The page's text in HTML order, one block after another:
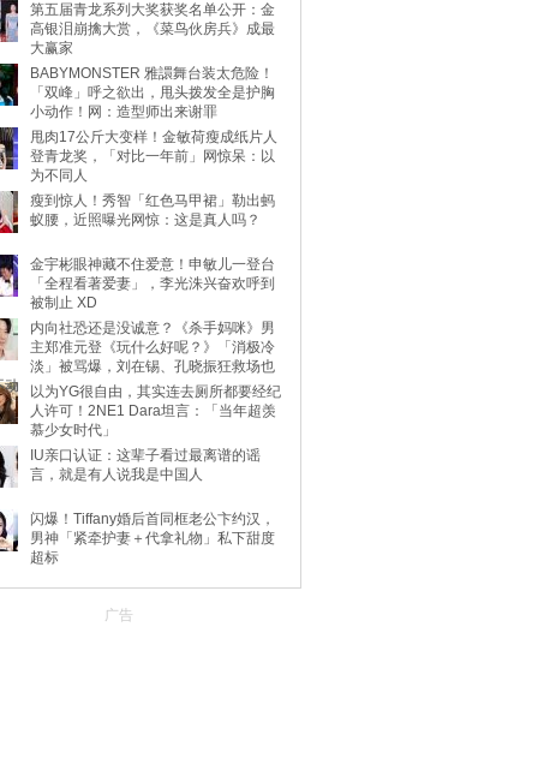
第五届青龙系列大奖获奖名单公开：金
高银泪崩擒大赏，《菜鸟伙房兵》成最
大赢家
BABYMONSTER 雅譞舞台装太危险！
「双峰」呼之欲出，甩头拨发全是护胸
小动作！网：造型师出来谢罪
甩肉17公斤大变样！金敏荷瘦成纸片人
登青龙奖，「对比一年前」网惊呆：以
为不同人
瘦到惊人！秀智「红色马甲裙」勒出蚂
蚁腰，近照曝光网惊：这是真人吗？
金宇彬眼神藏不住爱意！申敏儿一登台
「全程看著爱妻」，李光洙兴奋欢呼到
被制止 XD
内向社恐还是没诚意？《杀手妈咪》男
主郑准元登《玩什么好呢？》「消极冷
淡」被骂爆，刘在锡、孔晓振狂救场也
动
以为YG很自由，其实连去厕所都要经纪
人许可！2NE1 Dara坦言：「当年超羡
慕少女时代」
IU亲口认证：这辈子看过最离谱的谣
言，就是有人说我是中国人
闪爆！Tiffany婚后首同框老公卞约汉，
男神「紧牵护妻＋代拿礼物」私下甜度
超标
广告